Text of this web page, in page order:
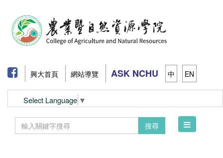
興大首頁 網站導覽 ASK NCHU 中 EN
Select Language ▼
搜尋
Toggle